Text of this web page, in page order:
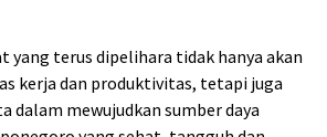
yang terus dipelihara tidak hanya akan
kerja dan produktivitas, tetapi juga
dalam mewujudkan sumber daya